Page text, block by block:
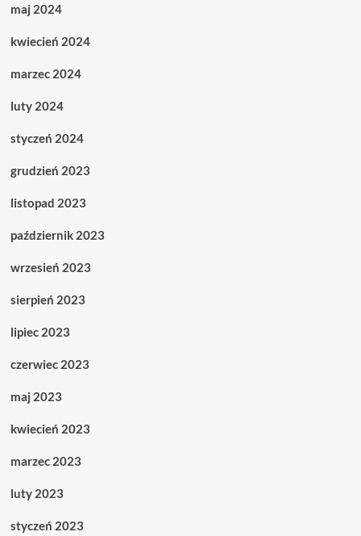
maj 2024
kwiecień 2024
marzec 2024
luty 2024
styczeń 2024
grudzień 2023
listopad 2023
październik 2023
wrzesień 2023
sierpień 2023
lipiec 2023
czerwiec 2023
maj 2023
kwiecień 2023
marzec 2023
luty 2023
styczeń 2023